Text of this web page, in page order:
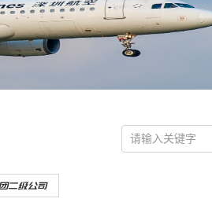
请输入关键字
二级公司